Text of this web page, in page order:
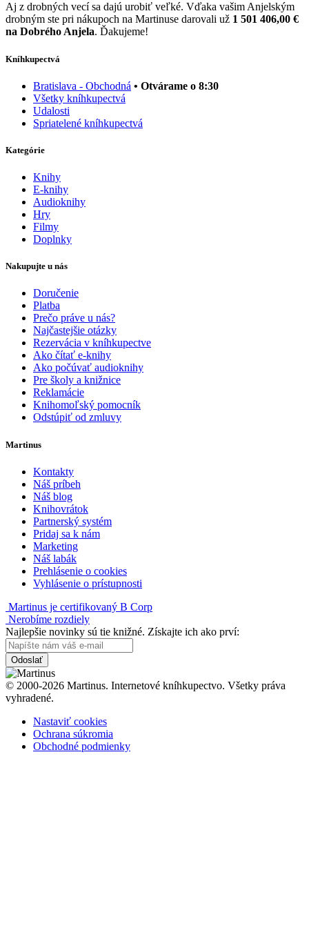
Aj z drobných vecí sa dajú urobiť veľké. Vďaka vašim Anjelským
drobným ste pri nákupoch na Martinuse darovali už 1 501 406,00 €
na Dobrého Anjela. Ďakujeme!
Kníhkupectvá
Bratislava - Obchodná • Otvárame o 8:30
Všetky kníhkupectvá
Udalosti
Spriatelené kníhkupectvá
Kategórie
Knihy
E-knihy
Audioknihy
Hry
Filmy
Doplnky
Nakupujte u nás
Doručenie
Platba
Prečo práve u nás?
Najčastejšie otázky
Rezervácia v kníhkupectve
Ako čítať e-knihy
Ako počúvať audioknihy
Pre školy a knižnice
Reklamácie
Knihomoľský pomocník
Odstúpiť od zmluvy
Martinus
Kontakty
Náš príbeh
Náš blog
Knihovrátok
Partnerský systém
Pridaj sa k nám
Marketing
Náš labák
Prehlásenie o cookies
Vyhlásenie o prístupnosti
Martinus je certifikovaný B Corp
Nerobíme rozdiely
Najlepšie novinky sú tie knižné. Získajte ich ako prví:
Odoslať
© 2000-2026 Martinus. Internetové kníhkupectvo. Všetky práva
vyhradené.
Nastaviť cookies
Ochrana súkromia
Obchodné podmienky